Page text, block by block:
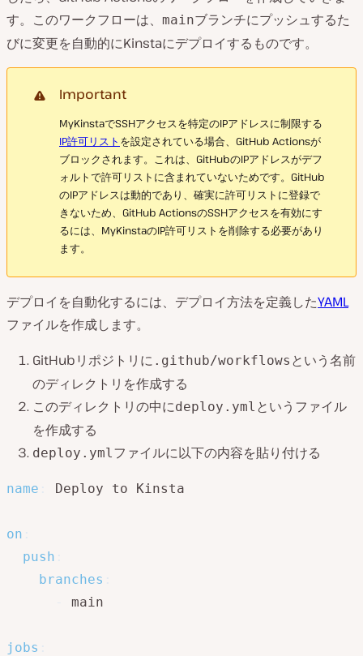
す。このワークフローは、 mainブランチにプッシュするた
びに変更を自動的にKinstaにデプロイするものです。
Important
MyKinstaでSSHアクセスを特定のIPアドレスに制限する
IP許可リスト を設定されている場合、GitHub Actionsが
ブロックされます。これは、GitHubのIPアドレスがデフ
ォルトで許可リストに含まれていないためです。GitHub
のIPアドレスは動的であり、確実に許可リストに登録で
きないため、GitHub ActionsのSSHアクセスを有効にす
るには、MyKinstaのIP許可リストを削除する必要があり
ます。
デプロイを自動化するには、デプロイ方法を定義したYAML
ファイルを作成します。
GitHubリポジトリに .github/workflows という名前
のディレクトリを作成する
このディレクトリの中にdeploy.yml というファイル
を作成する
deploy.yml ファイルに以下の内容を貼り付ける
name Deploy to Kinsta
on
push
branches
main
jobs